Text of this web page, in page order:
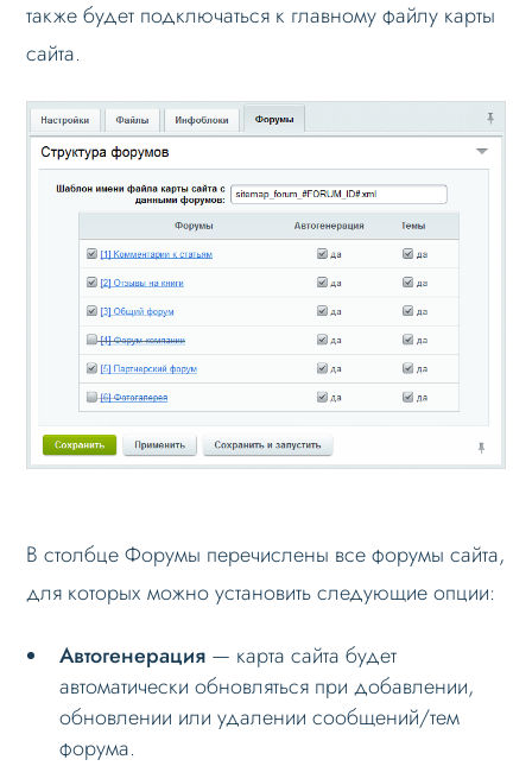
также будет подключаться к главному файлу карты
сайта.
В столбце Форумы перечислены все форумы сайта,
для которых можно установить следующие опции:
Автогенерация — карта сайта будет
автоматически обновляться при добавлении,
обновлении или удалении сообщений/тем
форума.